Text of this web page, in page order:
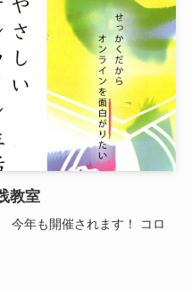
教室
今年も開催されます！ コロ